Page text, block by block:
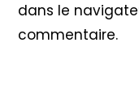
(facultatif)
dans le
commentaire.